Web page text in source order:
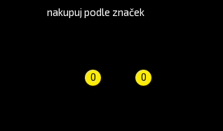
nakupuj podle značek
Košík 0
(prázdný)
Porovnání
0